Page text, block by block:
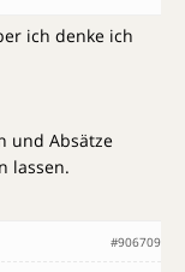
ich denke ich
und Absätze
lassen.
#906709